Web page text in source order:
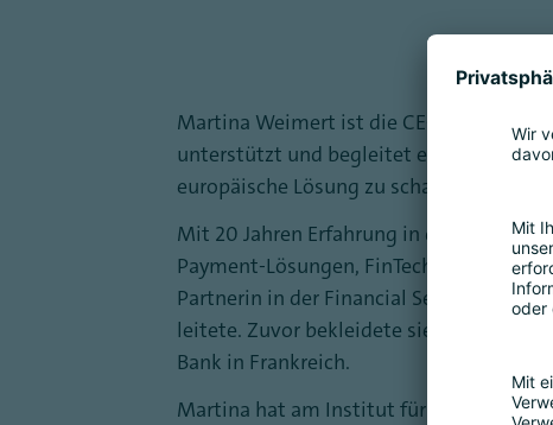
Martina Weimert ist die CEO der EPI
unterstützt und begleitet europäische
europäische Lösung zu schaffen und die
Mit 20 Jahren Erfahrung in der
Payment-Lösungen, FinTech,
Partnerin in der Financial Services
leitete. Zuvor bekleidete sie Positionen
Bank in Frankreich.
Martina hat am Institut für Politische